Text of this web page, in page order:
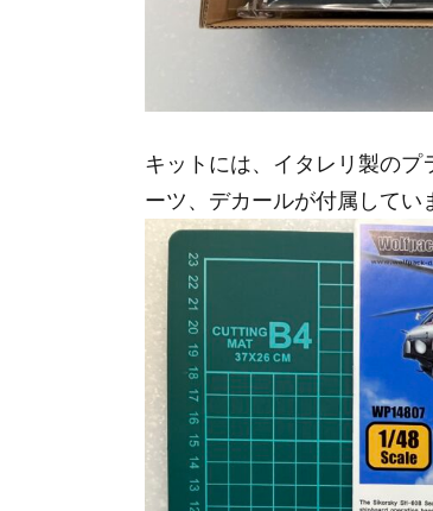
キットには、イタレリ製の
ーツ、デカールが付属してい